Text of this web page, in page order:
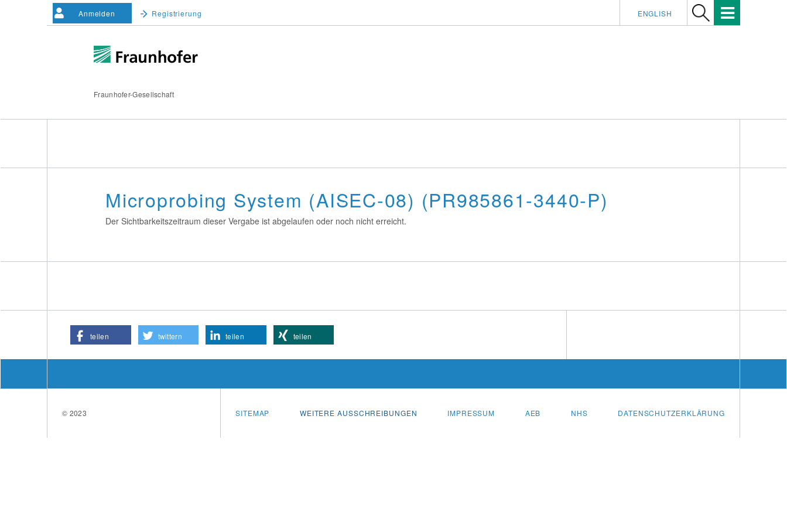
Fraunhofer-Gesellschaft
Anmelden Registrierung ENGLISH
Microprobing System (AISEC-08) (PR985861-3440-P)
Der Sichtbarkeitszeitraum dieser Vergabe ist abgelaufen oder noch nicht erreicht.
teilen twittern teilen teilen
SITEMAP WEITERE AUSSCHREIBUNGEN IMPRESSUM AEB NHS DATENSCHUTZERKLÄRUNG
© 2023